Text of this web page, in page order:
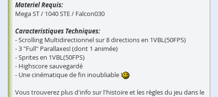
Materiel Requis:
Mega ST / 1040 STE / Falcon030
Caracteristiques Techniques:
- Scrolling Multidirectionnel sur 8 directions en 1VBL(50FPS)
- 3 "Full" Parallaxes! (dont 1 animée)
- Sprites en 1VBL(50FPS)
- Highscore sauvegardé
- Une cinématique de fin inoubliable !
Vous trouverez plus d'info sur l'histoire et les règles du jeu dans le